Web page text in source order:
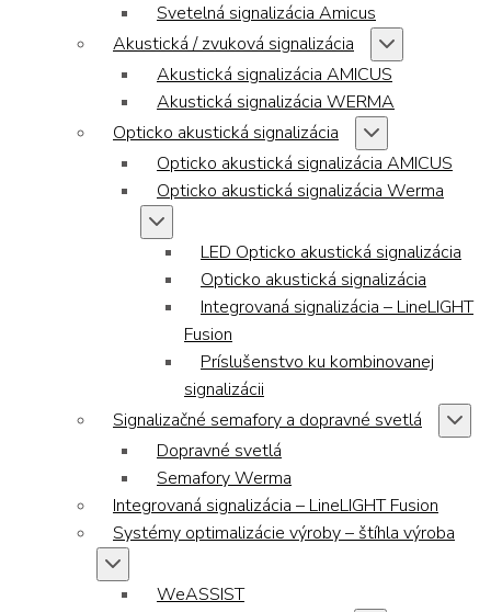
Svetelná signalizácia Amicus
Akustická / zvuková signalizácia
Akustická signalizácia AMICUS
Akustická signalizácia WERMA
Opticko akustická signalizácia
Opticko akustická signalizácia AMICUS
Opticko akustická signalizácia Werma
LED Opticko akustická signalizácia
Opticko akustická signalizácia
Integrovaná signalizácia – LineLIGHT
Fusion
Príslušenstvo ku kombinovanej
signalizácii
Signalizačné semafory a dopravné svetlá
Dopravné svetlá
Semafory Werma
Integrovaná signalizácia – LineLIGHT Fusion
Systémy optimalizácie výroby – štíhla výroba
WeASSIST